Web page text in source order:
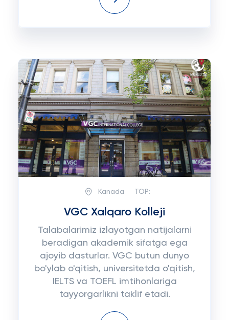
Kanada TOP:
VGC Xalqaro Kolleji
Talabalarimiz izlayotgan natijalarni
beradigan akademik sifatga ega
ajoyib dasturlar. VGC butun dunyo
bo'ylab o'qitish, universitetda o'qitish,
IELTS va TOEFL imtihonlariga
tayyorgarlikni taklif etadi.